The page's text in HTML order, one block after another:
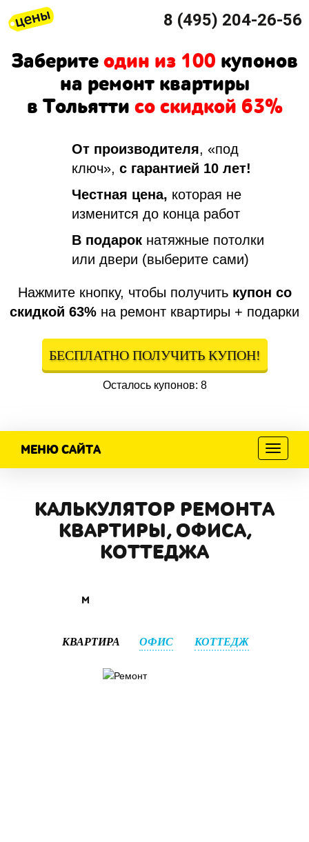
8 (495) 204-26-56
Заберитеодин из 100 купонов
на ремонт квартиры
в Тольятти со скидкой 63%
От производителя, «под
ключ», с гарантией 10 лет!
Честная цена, которая не
изменится до конца работ
В подарок натяжные потолки
или двери (выберите сами)
Нажмите кнопку, чтобы получить купон со
скидкой 63% на ремонт квартиры + подарки
БЕСПЛАТНО ПОЛУЧИТЬ КУПОН!
Осталось купонов: 8
Меню
МЕНЮ САЙТА
КАЛЬКУЛЯТОР РЕМОНТА
КВАРТИРЫ, ОФИСА,
КОТТЕДЖА
КВАРТИРА ОФИС КОТТЕДЖ
м
м